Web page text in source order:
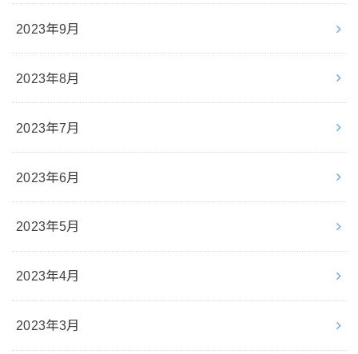
2023年9月
2023年8月
2023年7月
2023年6月
2023年5月
2023年4月
2023年3月